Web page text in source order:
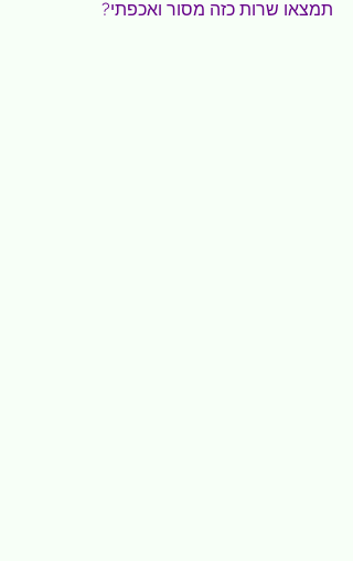
תמצאו שרות כזה מסור ואכפתי?